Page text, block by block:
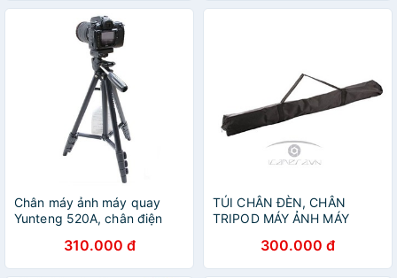
Chân máy ảnh máy quay
Yunteng 520A, chân điện
310.000 đ
TÚI CHÂN ĐÈN, CHÂN
TRIPOD MÁY ẢNH MÁY
300.000 đ